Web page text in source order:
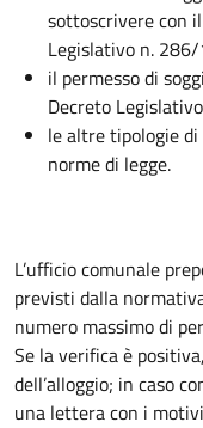
sottoscrivere con
Legislativo n.
il permesso di
Decreto
le altre tipologie
norme di legge.
L’ufficio comunale
previsti dalla
numero massimo di
Se la verifica è
dell’alloggio; in caso
una lettera con i